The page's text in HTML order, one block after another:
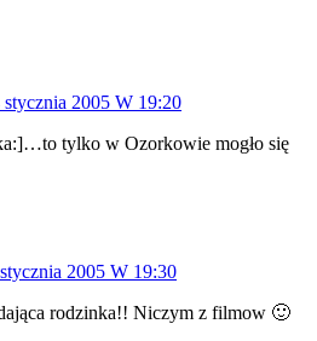
stycznia 2005 W 19:20
tylko w Ozorkowie mogło się
2005 W 19:30
rodzinka!! Niczym z filmow 🙂